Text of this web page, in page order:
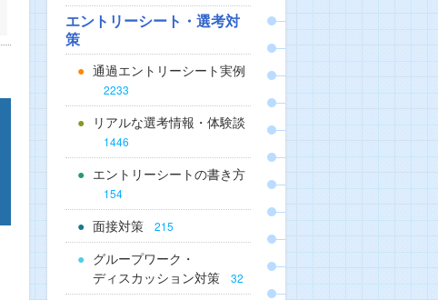
エントリーシート・選考対
策
通過エントリーシート実例
2233
リアルな選考情報・体験談
1446
エントリーシートの書き方
154
面接対策 215
グループワーク・
ディスカッション対策
32